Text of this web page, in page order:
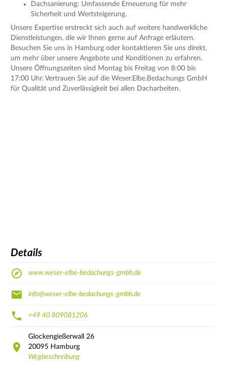
Dachsanierung: Umfassende Erneuerung für mehr
Sicherheit und Wertsteigerung.
Unsere Expertise erstreckt sich auch auf weitere handwerkliche
Dienstleistungen, die wir Ihnen gerne auf Anfrage erläutern.
Besuchen Sie uns in Hamburg oder kontaktieren Sie uns direkt,
um mehr über unsere Angebote und Konditionen zu erfahren.
Unsere Öffnungszeiten sind Montag bis Freitag von 8:00 bis
17:00 Uhr. Vertrauen Sie auf die Weser.Elbe.Bedachungs GmbH
für Qualität und Zuverlässigkeit bei allen Dacharbeiten.
Details
www.weser-elbe-bedachungs-gmbh.de
info@weser-elbe-bedachungs-gmbh.de
+49 40 809081206
Glockengießerwall
26
20095 Hamburg
Wegbeschreibung